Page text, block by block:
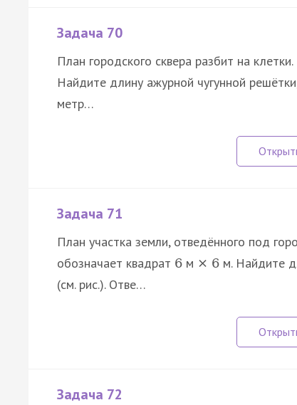
Задача 70
План городского сквера разбит на
Найдите длину ажурной чугунной
метр…
Задача 71
План участка земли, отведённого под
обозначает квадрат 6 м × 6 м. Найдите
(см. рис.). Отве…
Задача 72